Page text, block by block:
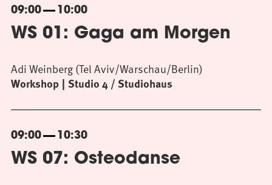
09:00 10:00
WS 01: Gaga am Morgen
Workshop Studio 4 / Studiohaus
Adi Weinberg (Tel Aviv/Warschau/Berlin)
09:00 10:30
WS 07: Osteodanse